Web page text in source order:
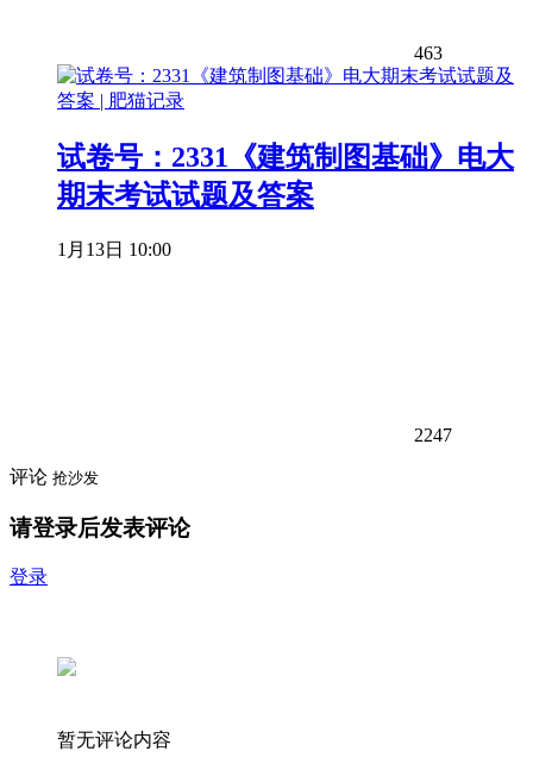
463
试卷号：2331《建筑制图基础》电大
期末考试试题及答案
1月13日 10:00
2247
评论 抢沙发
请登录后发表评论
登录
暂无评论内容